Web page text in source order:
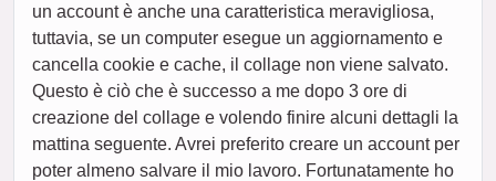
un account è anche una caratteristica meravigliosa,
tuttavia, se un computer esegue un aggiornamento e
cancella cookie e cache, il collage non viene salvato.
Questo è ciò che è successo a me dopo 3 ore di
creazione del collage e volendo finire alcuni dettagli la
mattina seguente. Avrei preferito creare un account per
poter almeno salvare il mio lavoro. Fortunatamente ho